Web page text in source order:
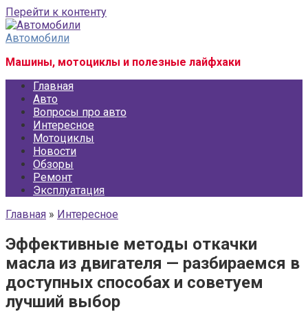
Перейти к контенту
Автомобили
Машины, мотоциклы и полезные лайфхаки
Главная
Авто
Вопросы про авто
Интересное
Мотоциклы
Новости
Обзоры
Ремонт
Эксплуатация
Главная » Интересное
Эффективные методы откачки
масла из двигателя — разбираемся в
доступных способах и советуем
лучший выбор